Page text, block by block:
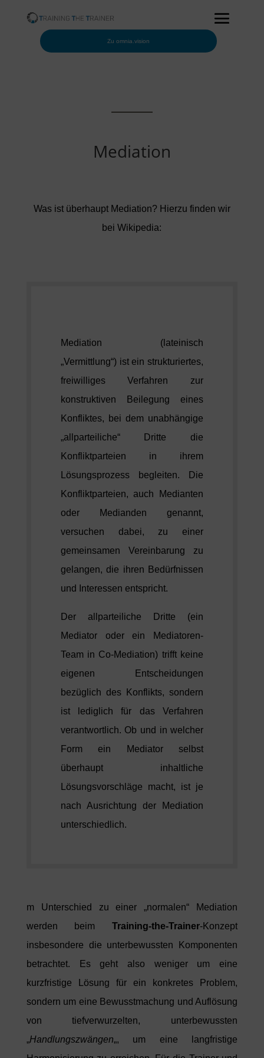
Zu omnia.vision
Mediation
Was ist überhaupt Mediation? Hierzu finden wir
bei Wikipedia:
Mediation (lateinisch
„Vermittlung“) ist ein strukturiertes,
freiwilliges Verfahren zur
konstruktiven Beilegung eines
Konfliktes, bei dem unabhängige
„allparteiliche“ Dritte die
Konfliktparteien in ihrem
Lösungsprozess begleiten. Die
Konfliktparteien, auch Medianten
oder Medianden genannt,
versuchen dabei, zu einer
gemeinsamen Vereinbarung zu
gelangen, die ihren Bedürfnissen
und Interessen entspricht.
Der allparteiliche Dritte (ein
Mediator oder ein Mediatoren-
Team in Co-Mediation) trifft keine
eigenen Entscheidungen
bezüglich des Konflikts, sondern
ist lediglich für das Verfahren
verantwortlich. Ob und in welcher
Form ein Mediator selbst
überhaupt inhaltliche
Lösungsvorschläge macht, ist je
nach Ausrichtung der Mediation
unterschiedlich.
m Unterschied zu einer „normalen“ Mediation
werden beimTraining-the-Trainer-Konzept
insbesondere die unterbewussten Komponenten
betrachtet. Es geht also weniger um eine
kurzfristige Lösung für ein konkretes Problem,
sondern um eine Bewusstmachung und Auflösung
von tiefverwurzelten, unterbewussten
„Handlungszwängen„, um eine langfristige